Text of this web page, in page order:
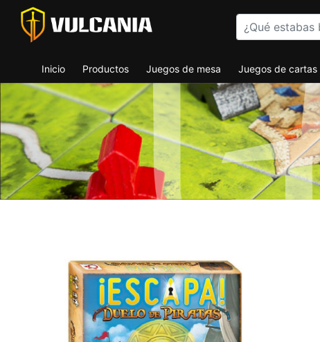
Inicio Productos Juegos de mesa Juegos de cartas